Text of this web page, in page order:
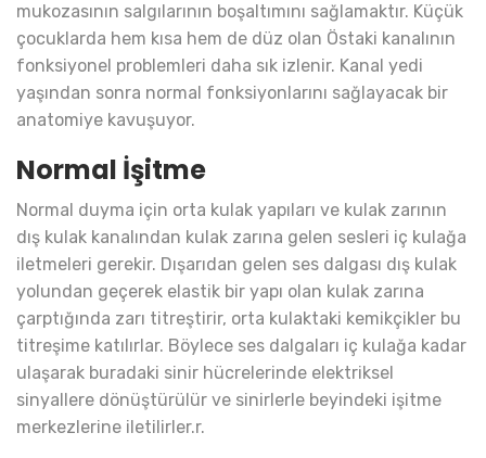
mukozasının salgılarının boşaltımını sağlamaktır. Küçük
çocuklarda hem kısa hem de düz olan Östaki kanalının
fonksiyonel problemleri daha sık izlenir. Kanal yedi
yaşından sonra normal fonksiyonlarını sağlayacak bir
anatomiye kavuşuyor.
Normal İşitme
Normal duyma için orta kulak yapıları ve kulak zarının
dış kulak kanalından kulak zarına gelen sesleri iç kulağa
iletmeleri gerekir. Dışarıdan gelen ses dalgası dış kulak
yolundan geçerek elastik bir yapı olan kulak zarına
çarptığında zarı titreştirir, orta kulaktaki kemikçikler bu
titreşime katılırlar. Böylece ses dalgaları iç kulağa kadar
ulaşarak buradaki sinir hücrelerinde elektriksel
sinyallere dönüştürülür ve sinirlerle beyindeki işitme
merkezlerine iletilirler.r.